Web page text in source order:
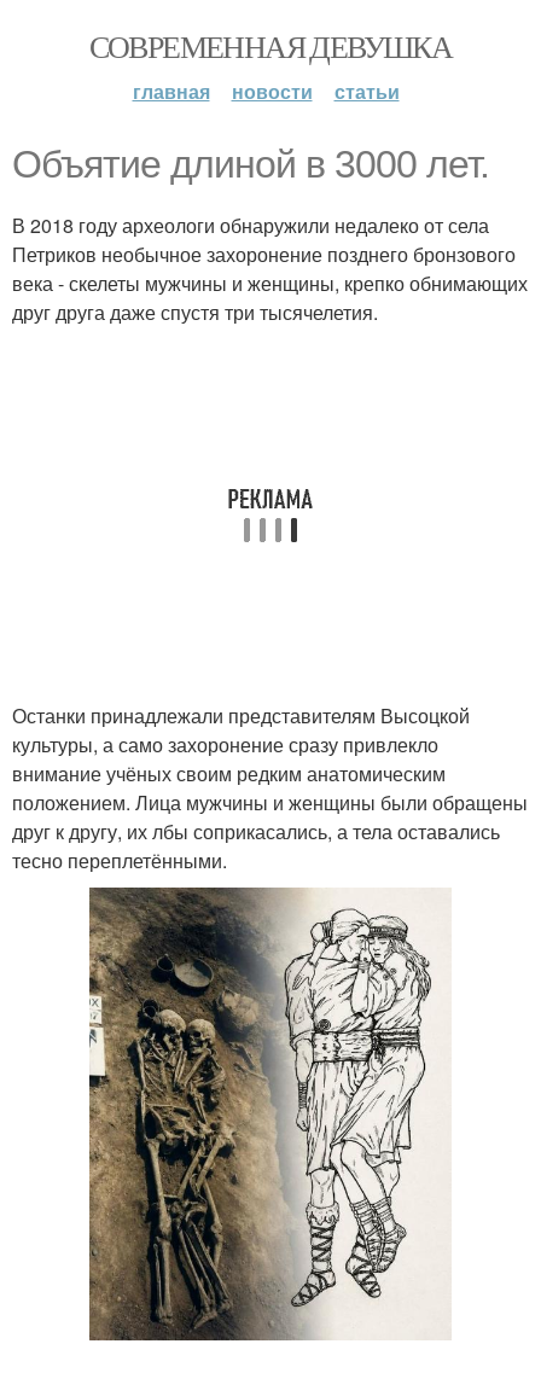
СОВРЕМЕННАЯ ДЕВУШКА
главная новости статьи
Объятие длиной в 3000 лет.
В 2018 году археологи обнаружили недалеко от села
Петриков необычное захоронение позднего бронзового
века - скелеты мужчины и женщины, крепко обнимающих
друг друга даже спустя три тысячелетия.
Останки принадлежали представителям Высоцкой
культуры, а само захоронение сразу привлекло
внимание учёных своим редким анатомическим
положением. Лица мужчины и женщины были обращены
друг к другу, их лбы соприкасались, а тела оставались
тесно переплетёнными.